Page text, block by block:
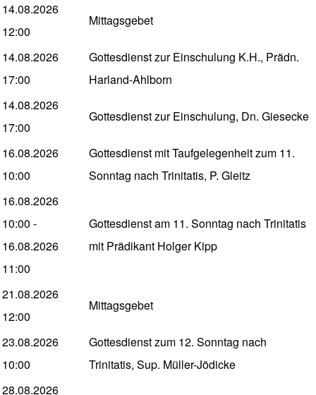
14.08.2026
12:00
Mittagsgebet
14.08.2026
17:00
Gottesdienst zur Einschulung K.H., Prädn.
Harland-Ahlborn
14.08.2026
17:00
Gottesdienst zur Einschulung, Dn. Giesecke
16.08.2026
10:00
Gottesdienst mit Taufgelegenheit zum 11.
Sonntag nach Trinitatis, P. Gleitz
16.08.2026
10:00 -
16.08.2026
11:00
Gottesdienst am 11. Sonntag nach Trinitatis
mit Prädikant Holger Kipp
21.08.2026
12:00
Mittagsgebet
23.08.2026
10:00
Gottesdienst zum 12. Sonntag nach
Trinitatis, Sup. Müller-Jödicke
28.08.2026